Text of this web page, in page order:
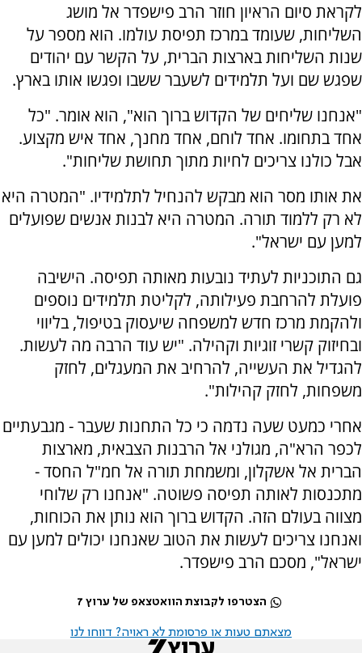
לקראת סיום הראיון חוזר הרב פישפדר אל מושג
השליחות, שעומד במרכז תפיסת עולמו. הוא מספר על
שנות השליחות בארצות הברית, על הקשר עם יהודים
שפגש שם ועל תלמידים לשעבר ששבו ופגשו אותו בארץ.
"אנחנו שליחים של הקדוש ברוך הוא", הוא אומר. "כל
אחד בתחומו. אחד לוחם, אחד מחנך, אחד איש מקצוע.
אבל כולנו צריכים לחיות מתוך תחושת שליחות".
את אותו מסר הוא מבקש להנחיל לתלמידיו. "המטרה היא
לא רק ללמוד תורה. המטרה היא לבנות אנשים שפועלים
למען עם ישראל".
גם התוכניות לעתיד נובעות מאותה תפיסה. הישיבה
פועלת להרחבת פעילותה, לקליטת תלמידים נוספים
ולהקמת מרכז חדש למשפחה שיעסוק בטיפול, בליווי
ובחיזוק קשרי זוגיות וקהילה. "יש עוד הרבה מה לעשות.
להגדיל את העשייה, להרחיב את המעגלים, לחזק
משפחות, לחזק קהילות".
אחרי כמעט שעה נדמה כי כל התחנות שעבר - מגבעתיים
לכפר הרא"ה, מגולני אל הרבנות הצבאית, מארצות
הברית אל אשקלון, ומשמחת תורה אל חמ"ל החסד -
מתכנסות לאותה תפיסה פשוטה. "אנחנו רק שלוחי
מצווה בעולם הזה. הקדוש ברוך הוא נותן את הכוחות,
ואנחנו צריכים לעשות את הטוב שאנחנו יכולים למען עם
ישראל", מסכם הרב פישפדר.
הצטרפו לקבוצת הוואטצאפ של ערוץ 7
מצאתם טעות או פרסומת לא ראויה? דווחו לנו